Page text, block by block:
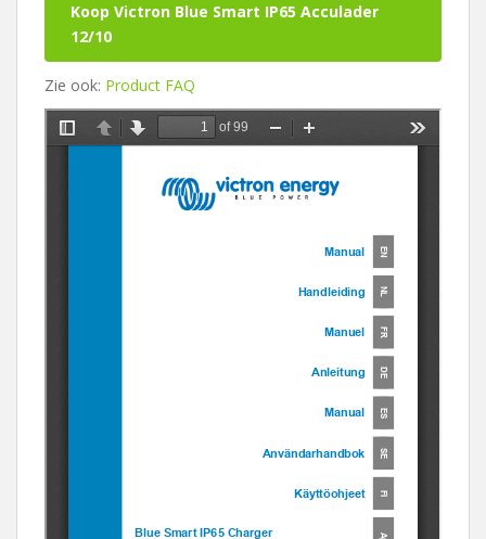
Koop Victron Blue Smart IP65 Acculader
12/10
Zie ook: Product FAQ